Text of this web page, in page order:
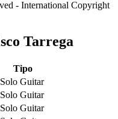
- International Copyright
Tarrega
Tipo
Solo Guitar
Solo Guitar
Solo Guitar